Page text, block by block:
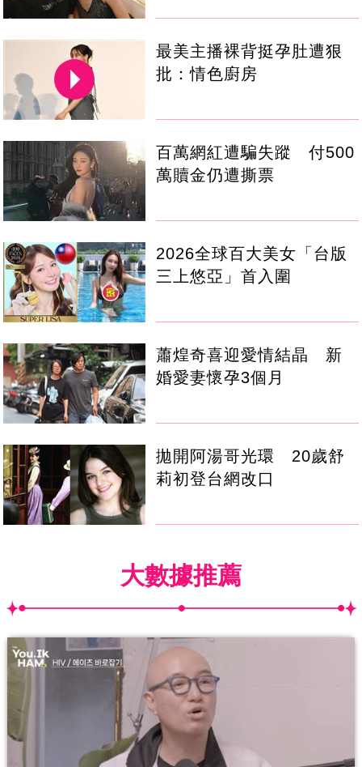
最美主播裸背挺孕肚遭狠
批：情色廚房
百萬網紅遭騙失蹤 付500
萬贖金仍遭撕票
2026全球百大美女「台版
三上悠亞」首入圍
蕭煌奇喜迎愛情結晶 新
婚愛妻懷孕3個月
拋開阿湯哥光環 20歲舒
莉初登台網改口
大數據推薦